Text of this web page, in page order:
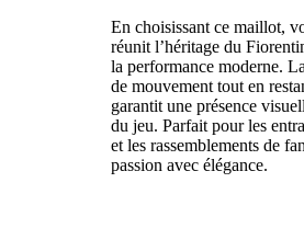
En choisissant ce maillot,
réunit l’héritage du
la performance moderne.
de mouvement tout en
garantit une présence
du jeu. Parfait pour les
et les rassemblements de
passion avec élégance.